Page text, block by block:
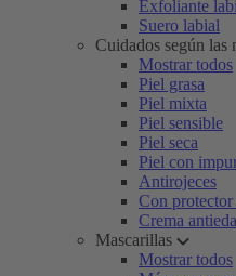
Exfoliante
Suero labial
Cuidados según las
Mostrar todos
Piel grasa
Piel mixta
Piel sensible
Piel seca
Piel con
Antirojeces
Con protector
Crema
Mascarillas
Mostrar todos